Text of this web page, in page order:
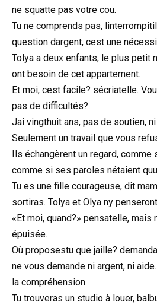
ne squatte pas votre cou.
Tu ne comprends pas,
question dargent, cest une
Tolya a deux enfants, le plus petit
ont besoin de cet appartement.
Et moi, cest facile? sécriatelle.
pas de difficultés?
Jai vingthuit ans, pas de soutien,
Seulement un travail que vous
Ils échangèrent un regard,
comme si ses paroles nétaient
Tu es une fille courageuse, dit
sortiras. Tolya et Olya ny
«Et moi, quand?» pensatelle, mais
épuisée.
Où proposestu que jaille?
ne vous demande ni argent, ni
la compréhension.
Tu trouveras un studio à louer,